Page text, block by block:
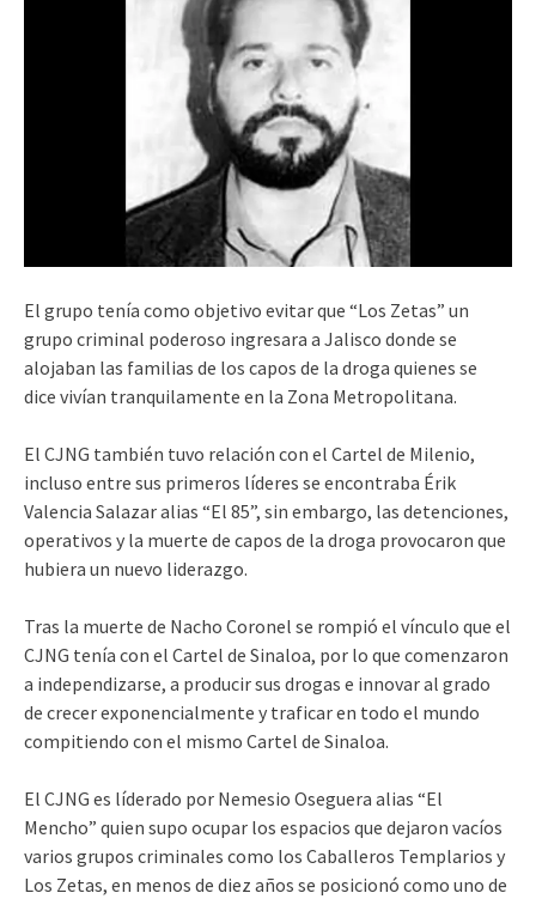
El grupo tenía como objetivo evitar que “Los Zetas” un
grupo criminal poderoso ingresara a Jalisco donde se
alojaban las familias de los capos de la droga quienes se
dice vivían tranquilamente en la Zona Metropolitana.
El CJNG también tuvo relación con el Cartel de Milenio,
incluso entre sus primeros líderes se encontraba Érik
Valencia Salazar alias “El 85”, sin embargo, las detenciones,
operativos y la muerte de capos de la droga provocaron que
hubiera un nuevo liderazgo.
Tras la muerte de Nacho Coronel se rompió el vínculo que el
CJNG tenía con el Cartel de Sinaloa, por lo que comenzaron
a independizarse, a producir sus drogas e innovar al grado
de crecer exponencialmente y traficar en todo el mundo
compitiendo con el mismo Cartel de Sinaloa.
El CJNG es líderado por Nemesio Oseguera alias “El
Mencho” quien supo ocupar los espacios que dejaron vacíos
varios grupos criminales como los Caballeros Templarios y
Los Zetas, en menos de diez años se posicionó como uno de